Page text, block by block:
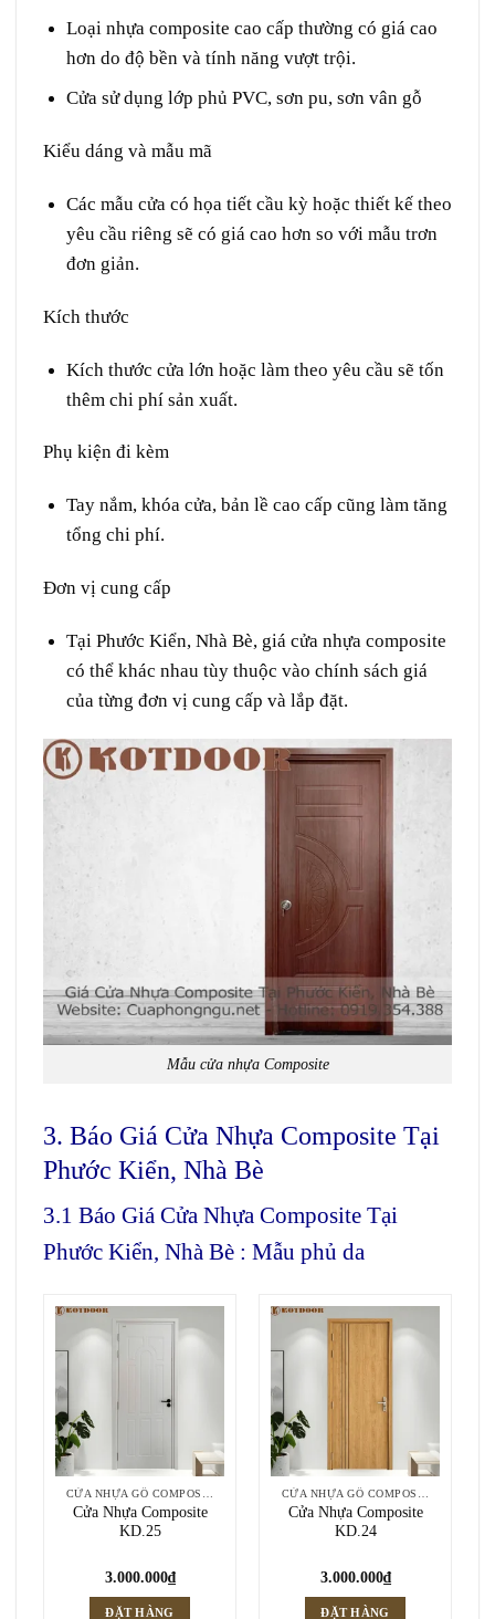
Loại nhựa composite cao cấp thường có giá cao
hơn do độ bền và tính năng vượt trội.
Cửa sử dụng lớp phủ PVC, sơn pu, sơn vân gỗ
Kiểu dáng và mẫu mã
Các mẫu cửa có họa tiết cầu kỳ hoặc thiết kế theo
yêu cầu riêng sẽ có giá cao hơn so với mẫu trơn
đơn giản.
Kích thước
Kích thước cửa lớn hoặc làm theo yêu cầu sẽ tốn
thêm chi phí sản xuất.
Phụ kiện đi kèm
Tay nắm, khóa cửa, bản lề cao cấp cũng làm tăng
tổng chi phí.
Đơn vị cung cấp
Tại Phước Kiển, Nhà Bè, giá cửa nhựa composite
có thể khác nhau tùy thuộc vào chính sách giá
của từng đơn vị cung cấp và lắp đặt.
Mẫu cửa nhựa Composite
3. Báo Giá Cửa Nhựa Composite Tại
Phước Kiển, Nhà Bè
3.1 Báo Giá Cửa Nhựa Composite Tại
Phước Kiển, Nhà Bè : Mẫu phủ da
CỬA NHỰA GỖ COMPOSITE
Cửa Nhựa Composite
KD.25
3.000.000₫
ĐẶT HÀNG
CỬA NHỰA GỖ COMPOSITE
Cửa Nhựa Composite
KD.24
3.000.000₫
ĐẶT HÀNG